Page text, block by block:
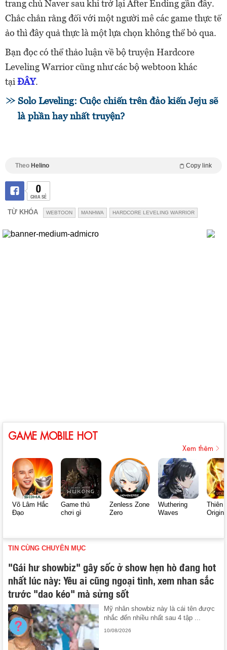
trang chủ Naver sau khi trở lại After Ending gần đây.
Chắc chắn rằng đối với một người mê các game thực tế
ảo thì đây quả thực là một lựa chọn không thể bỏ qua.
Bạn đọc có thể thảo luận về bộ truyện Hardcore
Leveling Warrior cũng như các bộ webtoon khác
tại ĐÂY.
Solo Leveling: Cuộc chiến trên đảo kiến Jeju sẽ
là phần hay nhất truyện?
Theo Helino Copy link
0
CHIA SẺ
TỪ KHÓA WEBTOON MANHWA HARDCORE LEVELING WARRIOR
GAME MOBILE HOT
Xem thêm
Võ Lâm Hắc
Đạo
Game thủ
chơi gì
Zenless Zone
Zero
Wuthering
Waves
Thiên
Origin
TIN CÙNG CHUYÊN MỤC
"Gái hư showbiz" gây sốc ở show hẹn hò đang hot
nhất lúc này: Yêu ai cũng ngoại tình, xem nhan sắc
trước "dao kéo" mà sửng sốt
Mỹ nhân showbiz này là cái tên được
nhắc đến nhiều nhất sau 4 tập ...
10/08/2026